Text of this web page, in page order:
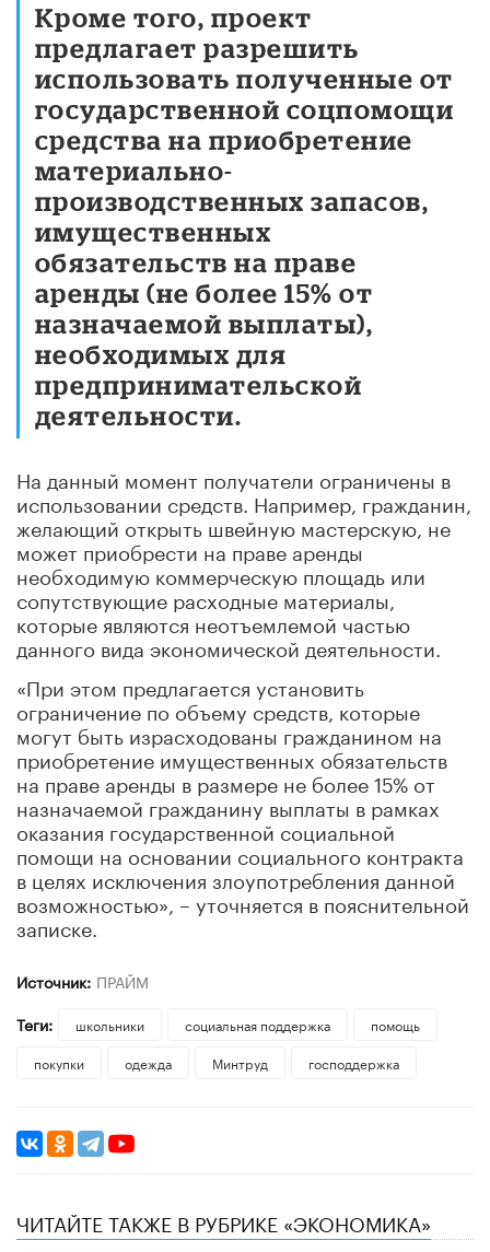
Кроме того, проект
предлагает разрешить
использовать полученные от
государственной соцпомощи
средства на приобретение
материально-
производственных запасов,
имущественных
обязательств на праве
аренды (не более 15% от
назначаемой выплаты),
необходимых для
предпринимательской
деятельности.
На данный момент получатели ограничены в
использовании средств. Например, гражданин,
желающий открыть швейную мастерскую, не
может приобрести на праве аренды
необходимую коммерческую площадь или
сопутствующие расходные материалы,
которые являются неотъемлемой частью
данного вида экономической деятельности.
«При этом предлагается установить
ограничение по объему средств, которые
могут быть израсходованы гражданином на
приобретение имущественных обязательств
на праве аренды в размере не более 15% от
назначаемой гражданину выплаты в рамках
оказания государственной социальной
помощи на основании социального контракта
в целях исключения злоупотребления данной
возможностью», – уточняется в пояснительной
записке.
Источник: ПРАЙМ
Теги:
школьники социальная поддержка
помощь
покупки
одежда Минтруд господдержка
ЧИТАЙТЕ ТАКЖЕ В РУБРИКЕ «ЭКОНОМИКА»